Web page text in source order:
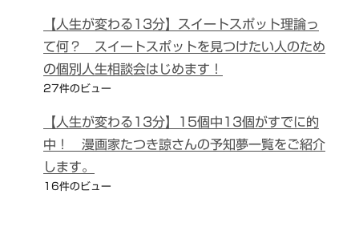
【人生が変わる13分】スイートスポット理論っ
て何？ スイートスポットを見つけたい人のため
の個別人生相談会はじめます！
27件のビュー
【人生が変わる13分】15個中13個がすでに的
中！ 漫画家たつき諒さんの予知夢一覧をご紹介
します。
16件のビュー